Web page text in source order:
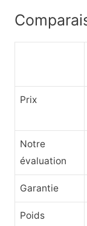
Prix
Notre
évaluation
Garantie
Poids